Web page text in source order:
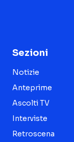
Sezioni
Notizie
Anteprime
Ascolti TV
Interviste
Retroscena